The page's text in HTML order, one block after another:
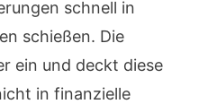
schnell in
schießen. Die
ein und deckt diese
in finanzielle